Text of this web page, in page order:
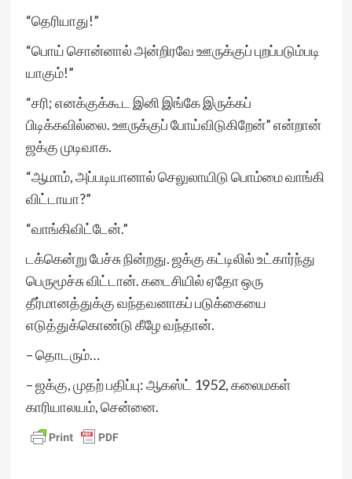
“தெரியாது!”
“பொய் சொன்னால் அன்றிரவே ஊருக்குப் புறப்படும்படி
யாகும்!”
“சரி; எனக்குக்கூட இனி இங்கே இருக்கப்
பிடிக்கவில்லை. ஊருக்குப் போய்விடுகிறேன்” என்றான்
ஜக்கு முடிவாக.
“ஆமாம், அப்படியானால் செலுலாயிடு பொம்மை வாங்கி
விட்டாயா?”
“வாங்கிவிட்டேன்.”
டக்கென்று பேச்சு நின்றது. ஜக்கு கட்டிலில் உட்கார்ந்து
பெருமூச்சு விட்டான். கடைசியில் ஏதோ ஒரு
தீர்மானத்துக்கு வந்தவனாகப் படுக்கையை
எடுத்துக்கொண்டு கீழே வந்தான்.
– தொடரும்…
– ஜக்கு, முதற் பதிப்பு: ஆகஸ்ட் 1952, கலைமகள்
காரியாலயம், சென்னை.